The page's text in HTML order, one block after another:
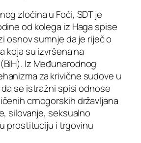
zločina u Foči, SDT je
od kolega iz Haga spise
osnov sumnje da je riječ o
koja su izvršena na
Iz Međunarodnog
za krivične sudove u
da se istražni spisi odnose
crnogorskih državljana
silovanje, seksualno
prostituciju i trgovinu